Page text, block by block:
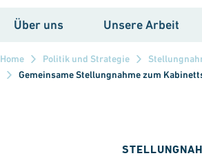
Über uns Unsere Arbeit
Home Politik und Strategie
Gemeinsame Stellungnahme zum